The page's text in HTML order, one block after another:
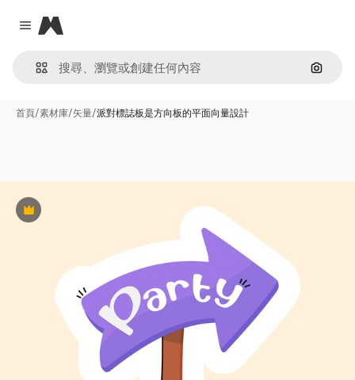
Close menu
Magnific
通過圖
首頁/素材庫/矢量/派對標誌板是方向板的平面向量設計
Premium